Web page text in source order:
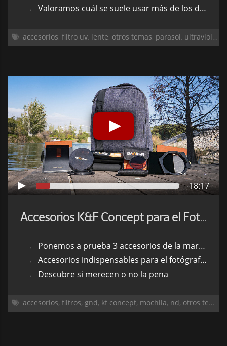
Valoramos cuál se suele usar más de los dos y por qué
accesorios, filtro uv, lente, otros temas, parasol, ultravioleta
18:17
Accesorios K&F Concept para el Fotógrafo Viajero
Ponemos a prueba 3 accesorios de la marca K&F Concept
Accesorios indispensables para el fotógrafo viajero
Descubre si merecen o no la pena
accesorios, filtros, gnd, kf concept, mochila, nd, otros temas